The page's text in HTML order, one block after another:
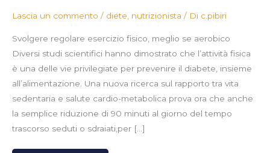
Lascia un commento / diete nutrizionista / Di c.pibiri
Svolgere regolare esercizio fisico, meglio se aerobico
Diversi studi scientifici hanno dimostrato che l’attività fisica
è una delle vie privilegiate per prevenire il diabete, insieme
all’alimentazione. Una nuova ricerca sul rapporto tra vita
sedentaria e salute cardio-metabolica prova ora che anche
la semplice riduzione di 90 minuti al giorno del tempo
trascorso seduti o sdraiati,per […]